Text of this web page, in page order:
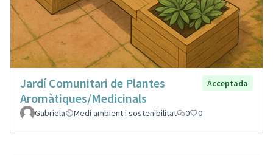
Jardí Comunitari de Plantes
Aromàtiques/Medicinals
Acceptada
Gabriela Medi ambient i sostenibilitat 0 0